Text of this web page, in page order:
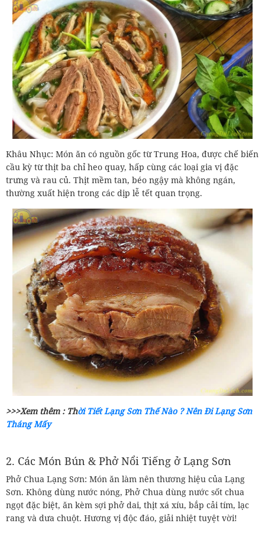
Khâu Nhục: Món ăn có nguồn gốc từ Trung Hoa, được chế biến
cầu kỳ từ thịt ba chỉ heo quay, hấp cùng các loại gia vị đặc
trưng và rau củ. Thịt mềm tan, béo ngậy mà không ngán,
thường xuất hiện trong các dịp lễ tết quan trọng.
>>>Xem thêm : Thời Tiết Lạng Sơn Thế Nào ? Nên Đi Lạng Sơn
Tháng Mấy
2. Các Món Bún & Phở Nổi Tiếng ở Lạng Sơn
Phở Chua Lạng Sơn: Món ăn làm nên thương hiệu của Lạng
Sơn. Không dùng nước nóng, Phở Chua dùng nước sốt chua
ngọt đặc biệt, ăn kèm sợi phở dai, thịt xá xíu, bắp cải tím, lạc
rang và dưa chuột. Hương vị độc đáo, giải nhiệt tuyệt vời!